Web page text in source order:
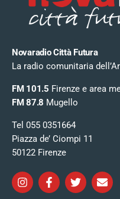
Novaradio Città Futura
La radio comunitaria
FM 101.5 Firenze e area
FM 87.8 Mugello
Tel 055 0351664
Piazza de’ Ciompi 11
50122 Firenze